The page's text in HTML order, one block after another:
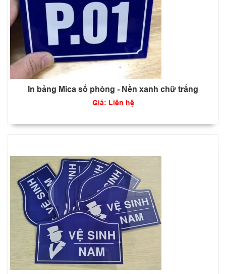
In bảng Mica số phòng - Nền xanh chữ trắng
Giá: Liên hệ